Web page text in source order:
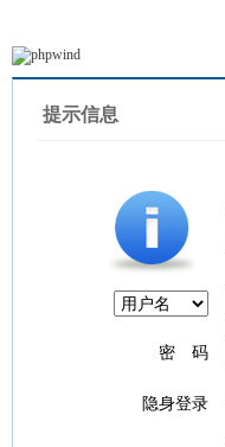
提示信息
密 码
隐身登录